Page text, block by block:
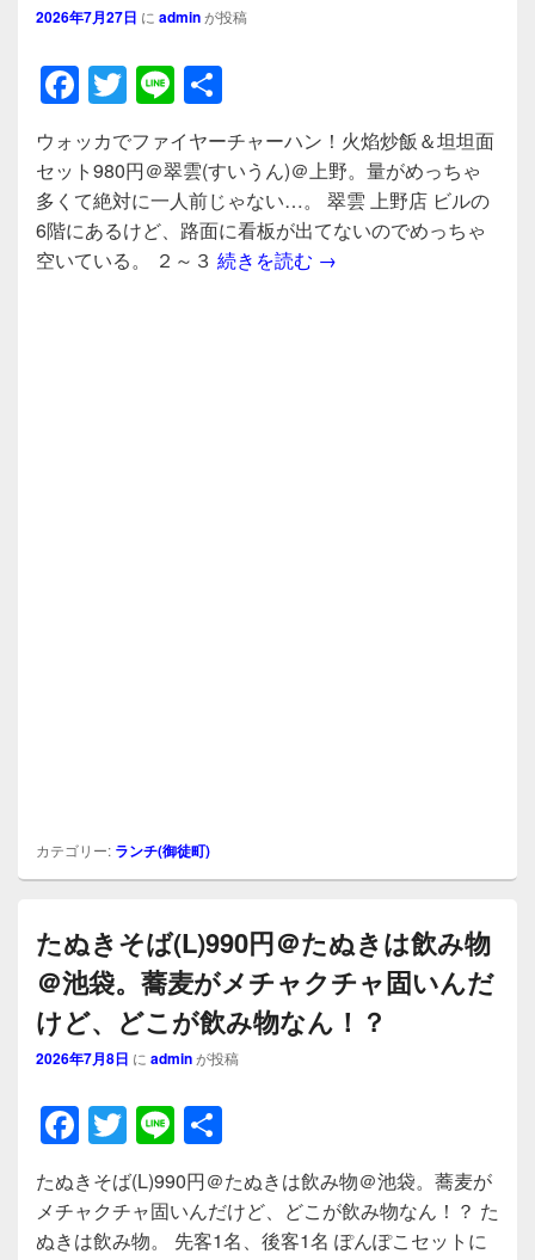
2026年7月27日 に adminが投稿
F
a
c
e
b
o
T
wi
tt
er
Li
n
e
有
ウォッカでファイヤーチャーハン！火焰炒飯＆坦坦面
セット980円＠翠雲(すいうん)＠上野。量がめっちゃ
多くて絶対に一人前じゃない…。 翠雲 上野店 ビルの
6階にあるけど、路面に看板が出てないのでめっちゃ
空いている。 ２～３ 続きを読む ウォッカでファイヤー
→
カテゴリー: ランチ(御徒町)
たぬきそば(L)990円＠たぬきは飲み物
＠池袋。蕎麦がメチャクチャ固いんだ
けど、どこが飲み物なん！？
2026年7月8日 に adminが投稿
F
a
c
e
T
wi
tt
er
Li
n
e
有
たぬきそば(L)990円＠たぬきは飲み物＠池袋。蕎麦が
メチャクチャ固いんだけど、どこが飲み物なん！？ た
ぬきは飲み物。 先客1名、後客1名 ぽんぽこセットに